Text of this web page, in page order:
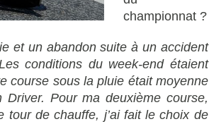
championnat ?
et un abandon suite à un accident
conditions du week-end étaient
course sous la pluie était moyenne
Pour ma deuxième course,
de chauffe, j’ai fait le choix de